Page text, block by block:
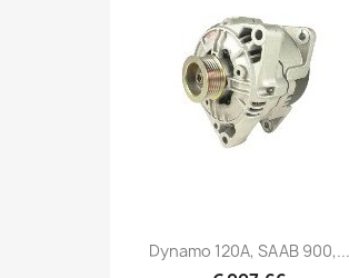
Dynamo 120A, SAAB 900,...